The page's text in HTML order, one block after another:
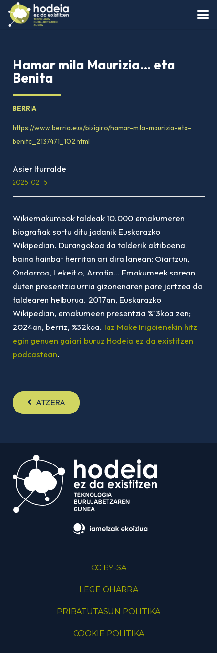
Hamar mila Maurizia… eta
Benita
BERRIA
https://www.berria.eus/bizigiro/hamar-mila-maurizia-eta-
benita_2137471_102.html
Asier Iturralde
2025-02-15
Wikiemakumeok taldeak 10.000 emakumeren
biografiak sortu ditu jadanik Euskarazko
Wikipedian. Durangokoa da talderik aktiboena,
baina hainbat herritan ari dira lanean: Oiartzun,
Ondarroa, Lekeitio, Arratia… Emakumeek sarean
duten presentzia urria gizonenaren pare jartzea da
taldearen helburua. 2017an, Euskarazko
Wikipedian, emakumeen presentzia %13koa zen;
2024an, berriz, %32koa. Iaz Make Irigoienekin hitz
egin genuen gaiari buruz Hodeia ez da existitzen
podcastean.
ATZERA
CC BY-SA
LEGE OHARRA
PRIBATUTASUN POLITIKA
COOKIE POLITIKA